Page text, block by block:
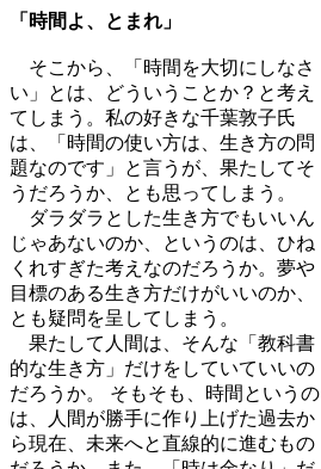
「時間よ、とまれ」
そこから、「時間を大切にしなさ
い」とは、どういうことか？と考え
てしまう。私の好きな千葉敦子氏
は、「時間の使い方は、生き方の問
題なのです」と言うが、果たしてそ
うだろうか、とも思ってしまう。
ダラダラとした生き方でもいいん
じゃあないのか、というのは、ひね
くれすぎた考えなのだろうか。夢や
目標のある生き方だけがいいのか、
とも疑問を呈してしまう。
果たして人間は、そんな「教科書
的な生き方」だけをしていていいの
だろうか。 そもそも、時間というの
は、人間が勝手に作り上げた過去か
ら現在、未来へと直線的に進むもの